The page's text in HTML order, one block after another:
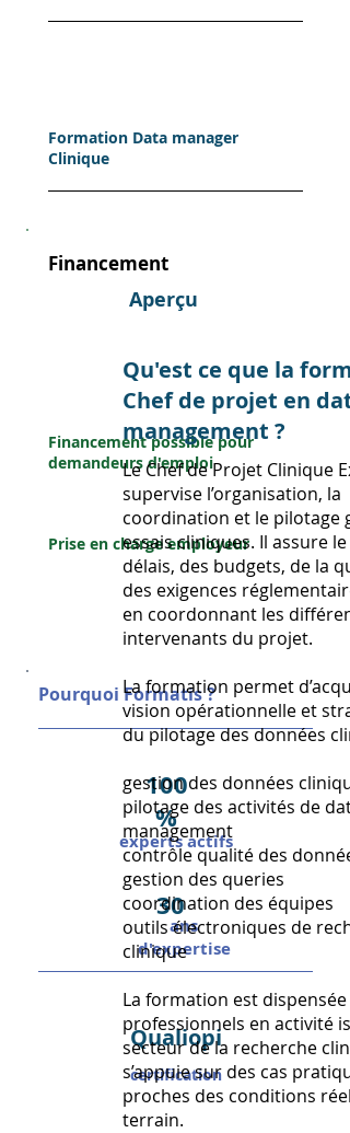
Formation Data manager
Clinique
Financement
Trava
il
Financement possible pour
demandeurs d'emploi
Entreprise
Prise en charge employeur
Pourquoi Formatis ?
100
%
experts actifs
30
ans
d'expertise
Qualiopi
certification
Aperçu
Qu'est ce que la
Chef de projet en
management ?
Le Chef de Projet Clinique
supervise l’organisation, la
coordination et le pilotage
essais cliniques. Il assure le
délais, des budgets, de la
des exigences
en coordonnant les
intervenants du projet.
La formation permet
vision opérationnelle et
du pilotage des données
gestion des données
pilotage des activités de data
management
contrôle qualité des
gestion des queries
coordination des équipes
outils électroniques de
clinique
La formation est dispensée
professionnels en activité
secteur de la recherche
s’appuie sur des cas
proches des conditions
terrain.